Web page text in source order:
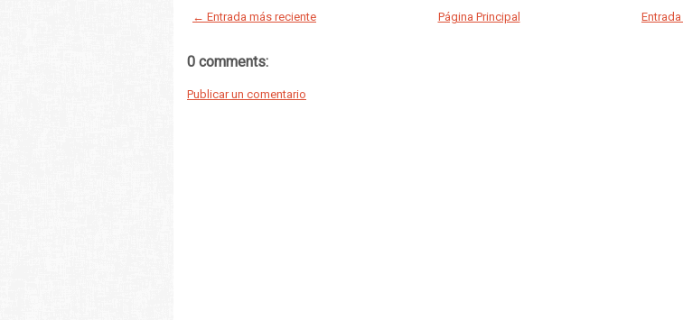
← Entrada más reciente Página Principal
0 comments:
Publicar un comentario